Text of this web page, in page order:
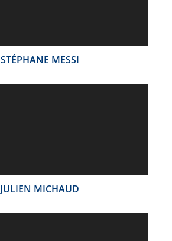
STÉPHANE MESSI
JULIEN MICHAUD